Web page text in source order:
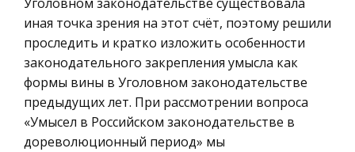
География, Экономическая география
Литература, Лингвистика
Техника
Бухгалтерский учет
Налоговое право
Экологическое право
Испано-американская война 1898г.
Испано-американская война показала, что США
считают себя полновластным хозяином
Северной и Южной Америки и не потерпят
иностранного присутствия в Западном
полушарии. Фактически в 1898 году для США на
иная точка зрения на этот счёт, поэтому решили
проследить и кратко изложить особенности
законодательного закрепления умысла как
формы вины в Уголовном законодательстве
предыдущих лет. При рассмотрении вопроса
«Умысел в Российском законодательстве в
дореволюционный период» мы